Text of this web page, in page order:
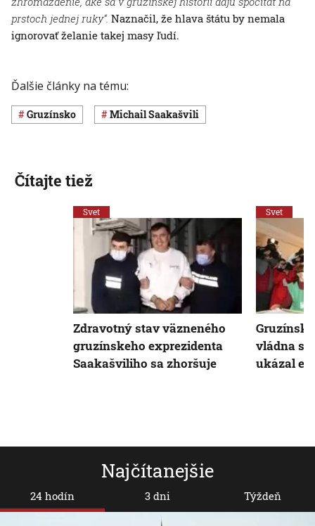
prstoch jednej ruky“. Naznačil, že hlava štátu by nemala
ignorovať želanie takej masy ľudí.
Ďalšie články na tému:
Gruzínsko Michail Saakašvili
Najčítanejšie
24 hodín 3 dni Týždeň
Čítajte tiež
Svet
Zdravotný stav väzneného
gruzínskeho exprezidenta
Saakašviliho sa zhoršuje
Svet
vládna
ukázal